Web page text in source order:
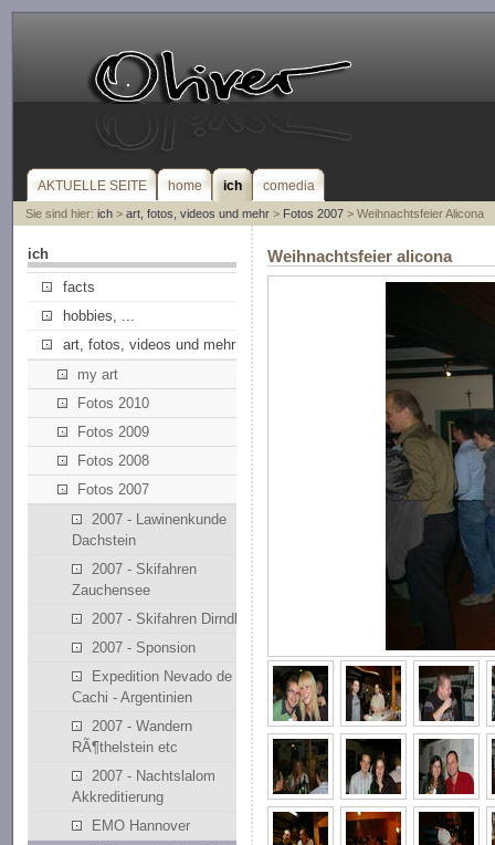
AKTUELLE SEITE home ich comedia
Sie sind hier: ich> art, fotos, videos und mehr> Fotos 2007> Weihnachtsfeier Alicona
ich
facts
hobbies, ...
art, fotos, videos und mehr
my art
Fotos 2010
Fotos 2009
Fotos 2008
Fotos 2007
2007 - Lawinenkunde
Dachstein
2007 - Skifahren
Zauchensee
2007 - Skifahren Dirndllift
2007 - Sponsion
Expedition Nevado de
Cachi - Argentinien
2007 - Wandern
RÃ¶thelstein etc
2007 - Nachtslalom
Akkreditierung
EMO Hannover
Weihnachtsfeier alicona